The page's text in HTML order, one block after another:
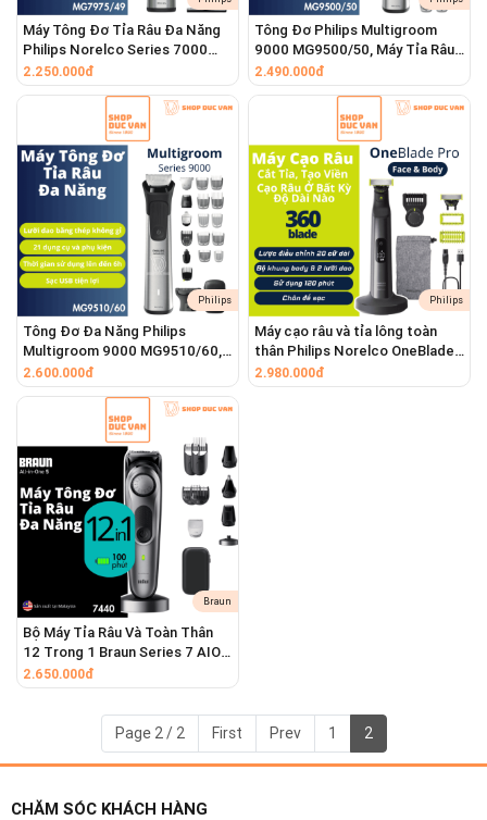
2. Độ Chính Xác Tuyệt Đối Với 40 Cài Đặt Độ Dài
Vòng xoay Precision Dial:Thay vì phải thay quá nhiều
lược rời, bạn chỉ cần xoay nhẹ vòng điều chỉnh trên thân
máy để chọn độ dài mong muốn.
Bước nhảy 0.5mm:Với khả năng tùy chỉnh từ
, mỗi bước nhảy chỉ 0.5mm cho phép bạn tạo kiểu
cực kỳ chi tiết, từ hiệu ứng râu lởm chởm (stubble) cho đến
những bộ râu dài được tỉa tót gọn gàng.
Máy Tông Đơ Tỉa Râu Đa Năng
Philips Norelco Series 7000
MG7975/49 22 Món, Pin 5H,
Chống Nước, Cảm Biến
2.250.000đ
Tông Đơ Philips Multigroom
9000 MG9500/50, Máy Tỉa Râu,
Cắt Tóc, Tỉa Lông Toàn Thân 20
Phụ Kiện, Chống Nước
2.490.000đ
Philips
Tông Đơ Đa Năng Philips
Multigroom 9000 MG9510/60,
Cạo Râu, Tỉa Lông Toàn Thân,
21 Phụ Kiện, Chống Nước
2.600.000đ
Philips
Máy cạo râu và tỉa lông toàn
thân Philips Norelco OneBlade
Pro 360 QP6552/70 - Pin Li-ion
120 phút, cữ 20 mức, chống
2.980.000đ
Braun
Bộ Máy Tỉa Râu Và Toàn Thân
12 Trong 1 Braun Series 7 AIO
7440 All-In-One Chống Nước
100%, Pin 100 Phút
2.650.000đ
Page 2 / 2 First Prev 1 2
CHĂM SÓC KHÁCH HÀNG